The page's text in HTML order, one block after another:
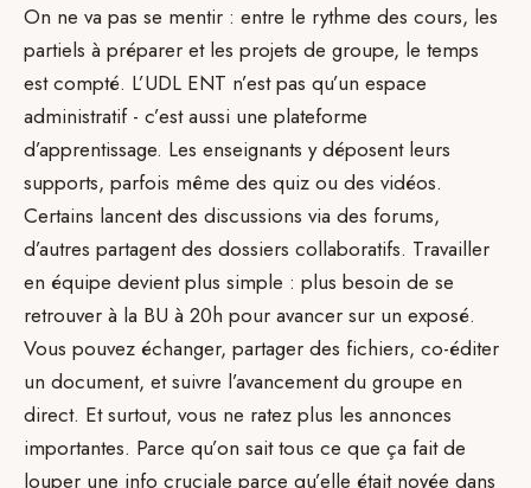
On ne va pas se mentir : entre le rythme des cours, les
partiels à préparer et les projets de groupe, le temps
est compté. L’UDL ENT n’est pas qu’un espace
administratif - c’est aussi une plateforme
d’apprentissage. Les enseignants y déposent leurs
supports, parfois même des quiz ou des vidéos.
Certains lancent des discussions via des forums,
d’autres partagent des dossiers collaboratifs. Travailler
en équipe devient plus simple : plus besoin de se
retrouver à la BU à 20h pour avancer sur un exposé.
Vous pouvez échanger, partager des fichiers, co-éditer
un document, et suivre l’avancement du groupe en
direct. Et surtout, vous ne ratez plus les annonces
importantes. Parce qu’on sait tous ce que ça fait de
louper une info cruciale parce qu’elle était noyée dans